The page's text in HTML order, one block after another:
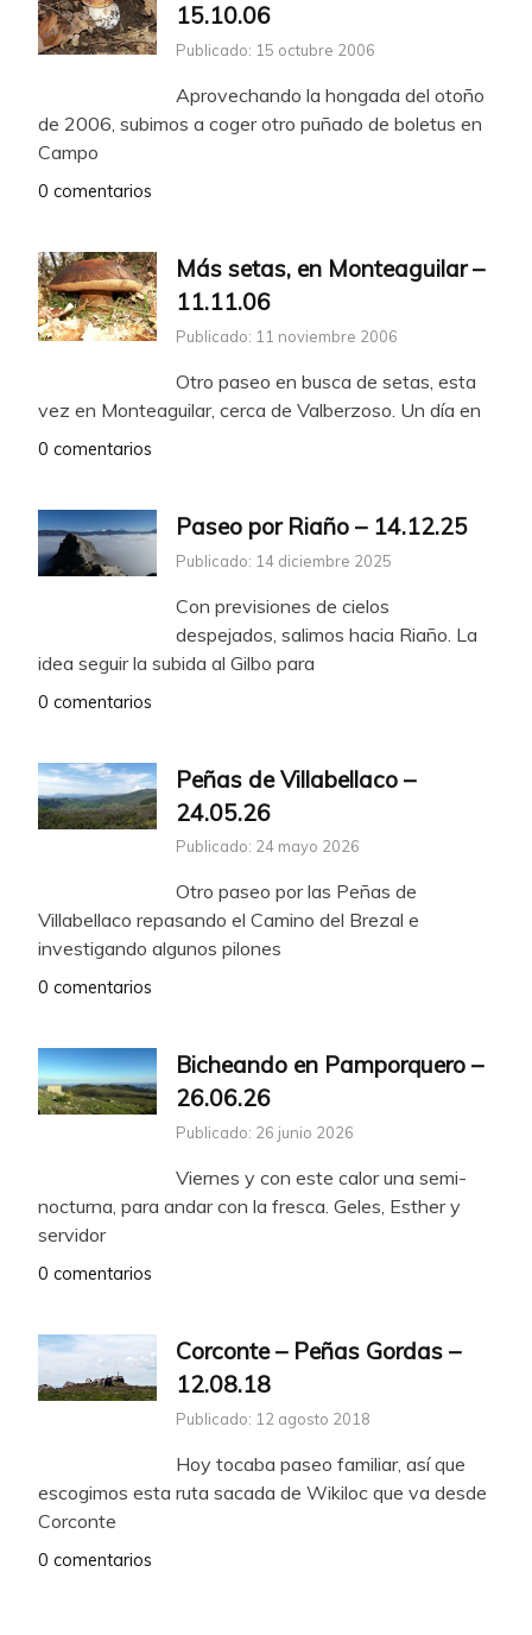
15.10.06
Publicado: 15 octubre 2006
Aprovechando la hongada del otoño
de 2006, subimos a coger otro puñado de boletus en
Campo
0 comentarios
Más setas, en Monteaguilar –
11.11.06
Publicado: 11 noviembre 2006
Otro paseo en busca de setas, esta
vez en Monteaguilar, cerca de Valberzoso. Un día en
0 comentarios
Paseo por Riaño – 14.12.25
Publicado: 14 diciembre 2025
Con previsiones de cielos
despejados, salimos hacia Riaño. La
idea seguir la subida al Gilbo para
0 comentarios
Peñas de Villabellaco –
24.05.26
Publicado: 24 mayo 2026
Otro paseo por las Peñas de
Villabellaco repasando el Camino del Brezal e
investigando algunos pilones
0 comentarios
Bicheando en Pamporquero –
26.06.26
Publicado: 26 junio 2026
Viernes y con este calor una semi-
nocturna, para andar con la fresca. Geles, Esther y
servidor
0 comentarios
Corconte – Peñas Gordas –
12.08.18
Publicado: 12 agosto 2018
Hoy tocaba paseo familiar, así que
escogimos esta ruta sacada de Wikiloc que va desde
Corconte
0 comentarios